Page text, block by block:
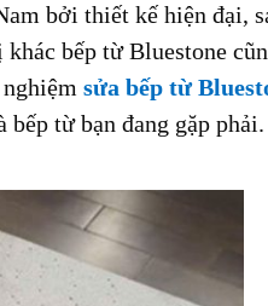
bởi thiết kế hiện đại,
bếp từ Bluestone
sửa bếp từ
từ bạn đang gặp